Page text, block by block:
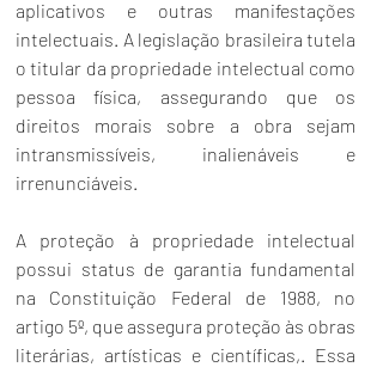
aplicativos e outras manifestações
intelectuais. A legislação brasileira tutela
o titular da propriedade intelectual como
pessoa física, assegurando que os
direitos morais sobre a obra sejam
intransmissíveis, inalienáveis e
irrenunciáveis.
A proteção à propriedade intelectual
possui status de garantia fundamental
na Constituição Federal de 1988, no
artigo 5º, que assegura proteção às obras
literárias, artísticas e científicas,. Essa